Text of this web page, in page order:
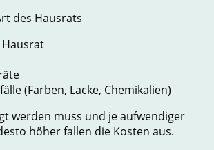
des Hausrats
(Farben, Lacke, Chemikalien)
werden muss und je aufwendiger
höher fallen die Kosten aus.